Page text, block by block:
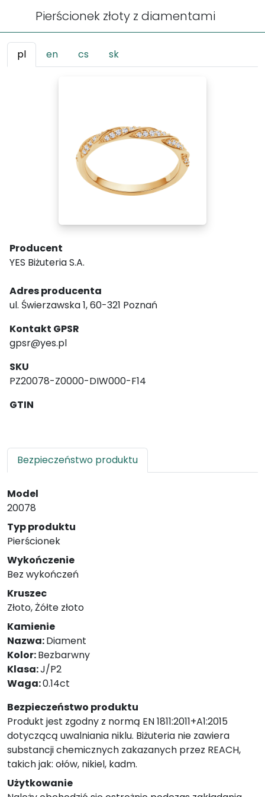
Pierścionek złoty z diamentami
pl en cs sk
Producent
YES Biżuteria S.A.
Adres producenta
ul. Świerzawska 1, 60-321 Poznań
Kontakt GPSR
gpsr@yes.pl
SKU
PZ20078-Z0000-DIW000-F14
GTIN
Bezpieczeństwo produktu
Model
20078
Typ produktu
Pierścionek
Wykończenie
Bez wykończeń
Kruszec
Złoto, Żółte złoto
Kamienie
Nazwa:Diament
Kolor:Bezbarwny
Klasa:J/P2
Waga:0.14ct
Bezpieczeństwo produktu
Produkt jest zgodny z normą EN 1811:2011+A1:2015
dotyczącą uwalniania niklu. Biżuteria nie zawiera
substancji chemicznych zakazanych przez REACH,
takich jak: ołów, nikiel, kadm.
Użytkowanie